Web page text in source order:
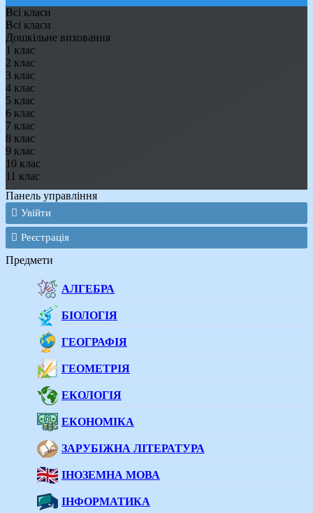
Всі класи
Всі класи
Дошкільне виховання
1 клас
2 клас
3 клас
4 клас
5 клас
6 клас
7 клас
8 клас
9 клас
10 клас
11 клас
Панель управління
Увійти
Реєстрація
Предмети
АЛГЕБРА
БІОЛОГІЯ
ГЕОГРАФІЯ
ГЕОМЕТРІЯ
ЕКОЛОГІЯ
ЕКОНОМІКА
ЗАРУБІЖНА ЛІТЕРАТУРА
ІНОЗЕМНА МОВА
ІНФОРМАТИКА